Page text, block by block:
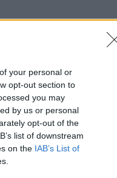
your personal or
opt-out section to
you may
by us or personal
opt-out of the
list of downstream
on the IAB’s List of